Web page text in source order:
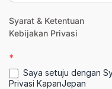
Syarat & Ketentuan
Kebijakan Privasi
*
Saya setuju dengan
Privasi KapanJepan